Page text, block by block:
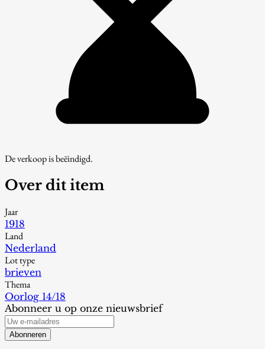
De verkoop is beëindigd.
Over dit item
Jaar
1918
Land
Nederland
Lot type
brieven
Thema
Oorlog 14/18
Abonneer u op onze nieuwsbrief
Abonneren